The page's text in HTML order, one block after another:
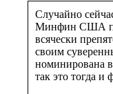
Случайно
Минфин США
всячески
своим
номинирована
так это тогда и